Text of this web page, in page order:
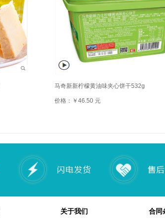
马奇新新柠檬黄油味夹心饼干532g
价格：￥46.50 元
关于我们 合同